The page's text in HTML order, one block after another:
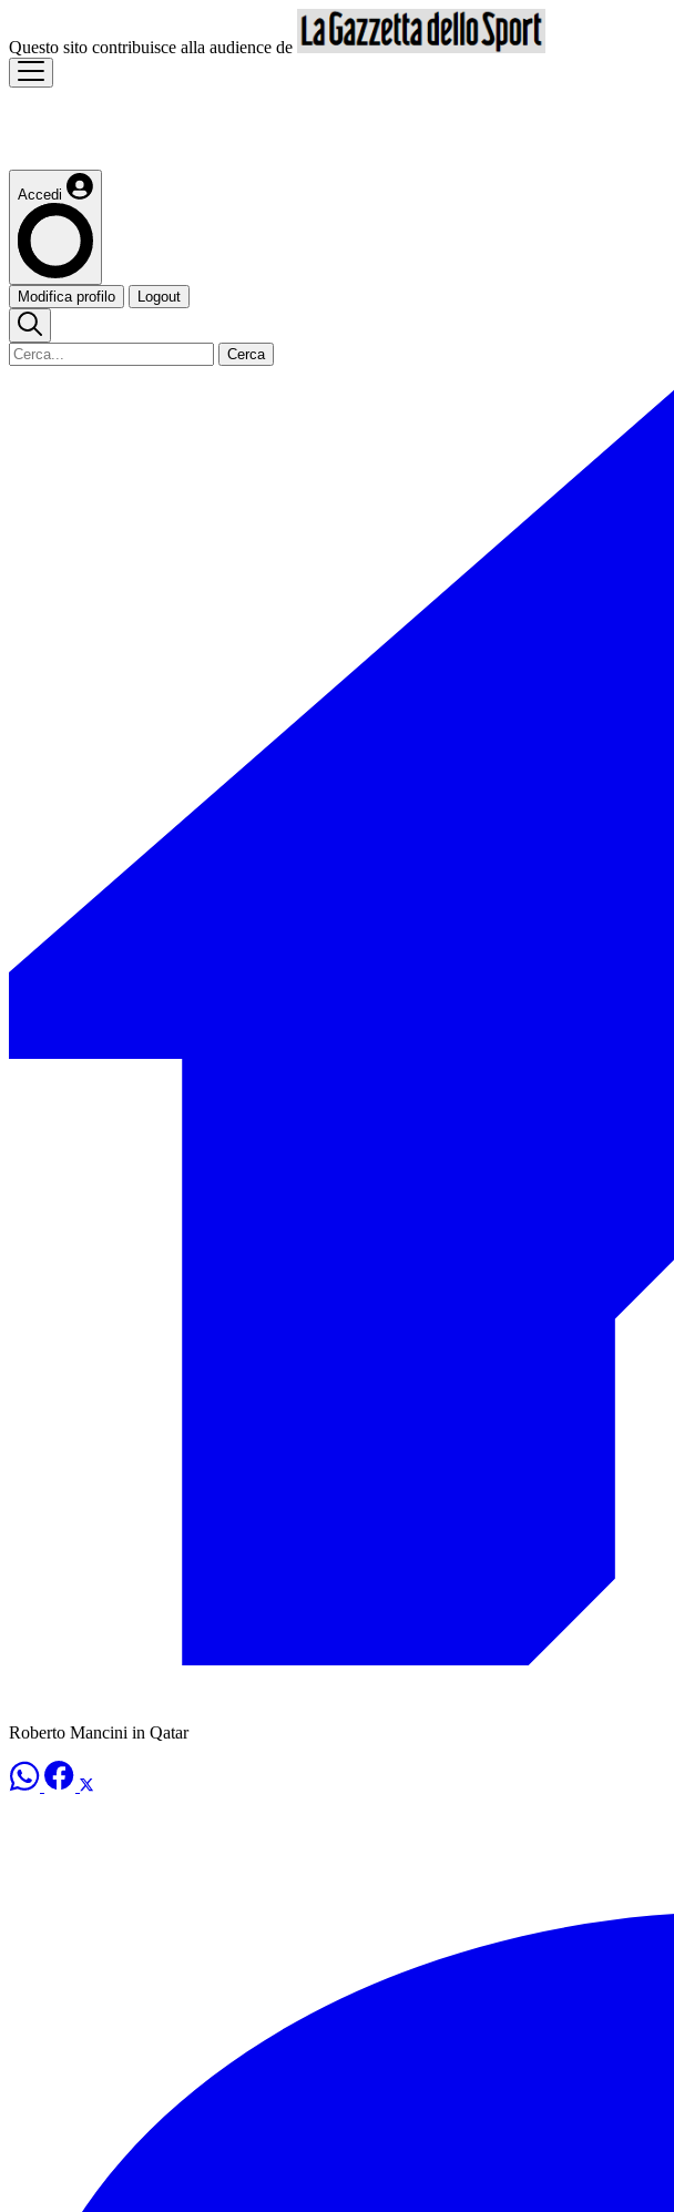
Questo sito contribuisce alla audience de
Accedi
Modifica profilo Logout
Cerca
Roberto Mancini in Qatar